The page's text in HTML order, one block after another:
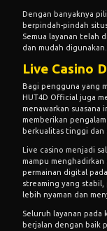
Dengan banyaknya
berpindah-pindah
Semua layanan telah
dan mudah digunakan.
Live Casino
Bagi pengguna yang
HUT4D Official juga
menawarkan
memberikan
berkualitas tinggi dan
Live casino menjadi
mampu
permainan digital
streaming yang
lebih nyaman dan
Seluruh layanan
berjalan dengan baik